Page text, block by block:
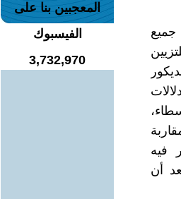
فيه
أن
المعجبين بنا على
الفيسبوك
3,732,970